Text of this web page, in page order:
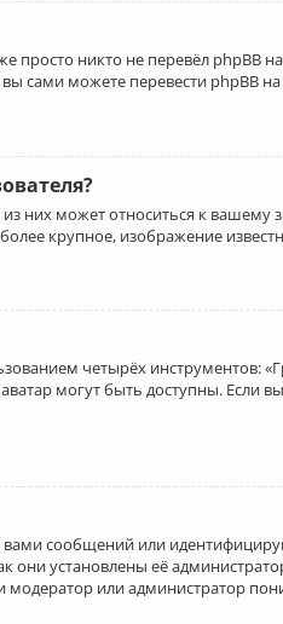
никто не перевёл phpBB
вы сами можете перевести
них может относиться к
крупное, изображение
четырёх инструментов:
могут быть доступны.
сообщений или
установлены её
или администратор